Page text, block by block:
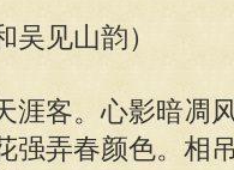
吴见山韵）
涯客。心影暗凋
强弄春颜色。相